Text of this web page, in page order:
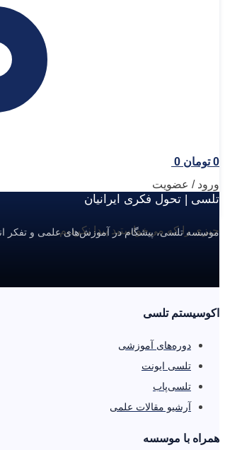
0 تومان 0
ورود / عضویت
چیزی را که می‌خواستید پیدا نکردیم.
تلسی | تحول فکری ایرانیان
موسسه تلسی، پیشگام در آموزش‌های علمی و تفکر
اکوسیستم تلسی
دوره‌های آموزشی
تلسی ایونت
تلسی‌پاب
آرشیو مقالات علمی
همراه با موسسه